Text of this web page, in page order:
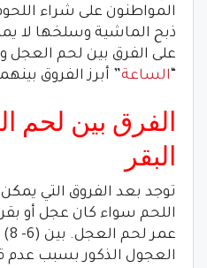
المواطنون على شراء
ذبح الماشية وسلخها لا
على الفرق بين لحم العجل
“الساعة” أبرز الفروق
الفرق بين لحم
البقر
توجد بعد الفروق التي
اللحم سواء كان عجل أو
العجول الذكور بسبب عدم